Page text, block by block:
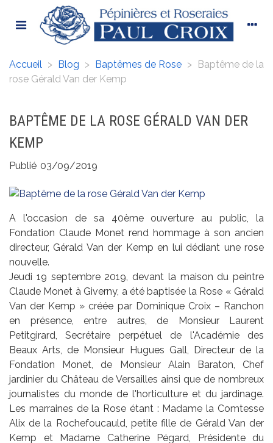
Accueil > Blog > Baptêmes de Rose > Baptême de la
rose Gérald Van der Kemp
BAPTÊME DE LA ROSE GÉRALD VAN DER
KEMP
Publié 03/09/2019
A l'occasion de sa 40ème ouverture au public, la
Fondation Claude Monet rend hommage à son ancien
directeur, Gérald Van der Kemp en lui dédiant une rose
nouvelle.
Jeudi 19 septembre 2019, devant la maison du peintre
Claude Monet à Giverny, a été baptisée la Rose « Gérald
Van der Kemp » créée par Dominique Croix – Ranchon
en présence, entre autres, de Monsieur Laurent
Petitgirard, Secrétaire perpétuel de l'Académie des
Beaux Arts, de Monsieur Hugues Gall, Directeur de la
Fondation Monet, de Monsieur Alain Baraton, Chef
jardinier du Château de Versailles ainsi que de nombreux
journalistes du monde de l'horticulture et du jardinage.
Les marraines de la Rose étant : Madame la Comtesse
Alix de la Rochefoucauld, petite fille de Gérald Van der
Kemp et Madame Catherine Pégard, Présidente du